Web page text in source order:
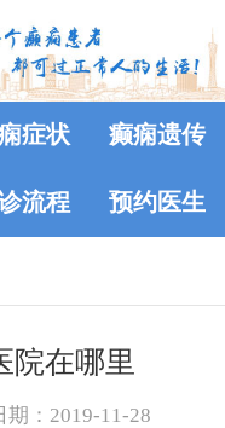
症状 癫痫遗传
流程 预约医生
院在哪里
期：2019-11-28